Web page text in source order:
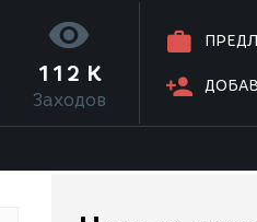
112 K
Заходов